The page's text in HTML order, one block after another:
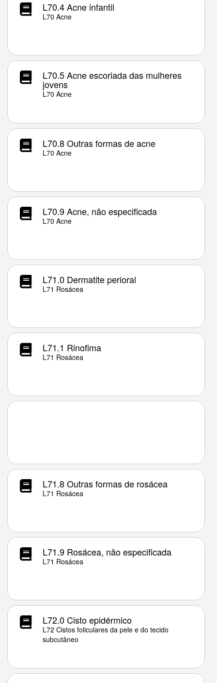
L70.4 Acne infantil
L70 Acne
L70.5 Acne escoriada das mulheres
jovens
L70 Acne
L70.8 Outras formas de acne
L70 Acne
L70.9 Acne, não especificada
L70 Acne
L71.0 Dermatite perioral
L71 Rosácea
L71.1 Rinofima
L71 Rosácea
L71.8 Outras formas de rosácea
L71 Rosácea
L71.9 Rosácea, não especificada
L71 Rosácea
L72.0 Cisto epidérmico
L72 Cistos foliculares da pele e do tecido
subcutâneo